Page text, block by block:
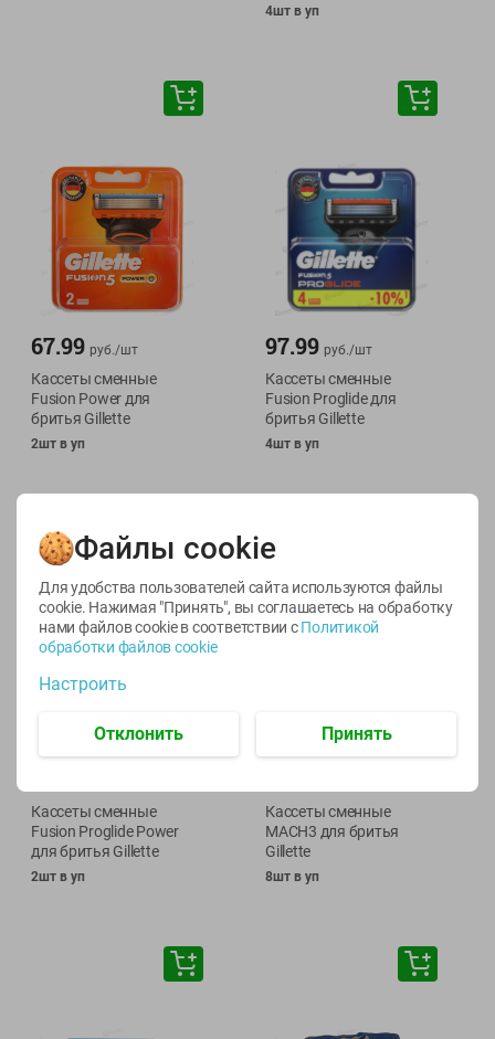
4шт в уп
67.99 руб./шт
Кассеты сменные
Fusion Power для
бритья Gillette
2шт в уп
97.99 руб./шт
Кассеты сменные
Fusion Proglide для
бритья Gillette
4шт в уп
Кассеты сменные
Fusion Proglide Power
для бритья Gillette
2шт в уп
Кассеты сменные
MACH3 для бритья
Gillette
8шт в уп
Файлы cookie
Для удобства пользователей сайта используются файлы
cookie. Нажимая "Принять", вы соглашаетесь на обработку
нами файлов cookie в соответствии с Политикой
обработки файлов cookie
Настроить
Отклонить Принять